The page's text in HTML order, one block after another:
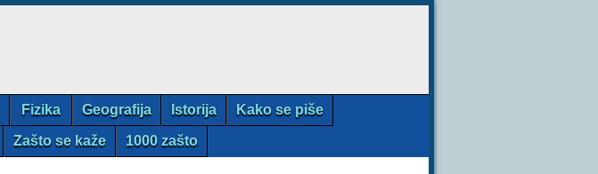
Fizika Geografija Istorija Kako se piše
Zašto se kaže 1000 zašto